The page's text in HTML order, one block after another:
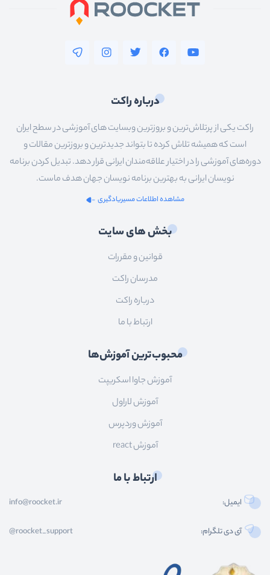
درباره راکت
راکت یکی از پرتلاش‌ترین و بروزترین وبسایت های آموزشی در سطح ایران
است که همیشه تلاش کرده تا بتواند جدیدترین و بروزترین مقالات و
دوره‌های آموزشی را در اختیار علاقه‌مندان ایرانی قرار دهد. تبدیل کردن برنامه
نویسان ایرانی به بهترین برنامه نویسان جهان هدف ماست.
مشاهده اطلاعات مسیریادگیری
بخش های سایت
قوانین و مقررات
مدرسان راکت
درباره راکت
ارتباط با ما
محبوب‌ترین آموزش‌ها
آموزش جاوا اسکریپت
آموزش لاراول
آموزش وردپرس
آموزش react
ارتباط با ما
ایمیل: info@roocket.ir
آی دی تلگرام: @roocket_support